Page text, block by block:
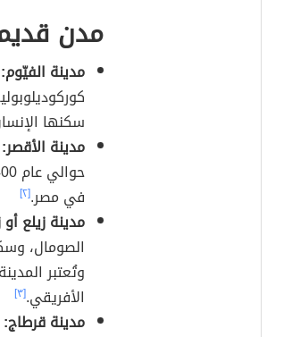
مدن
مدينة الفيّوم:
سكنها الإنسان منذ
مدينة الأقصر:
في مصر.[٢]
مدينة زيلع أو
الصومال،
وتُعتبر
الأفريقي.[٣]
مدينة قرطاج: